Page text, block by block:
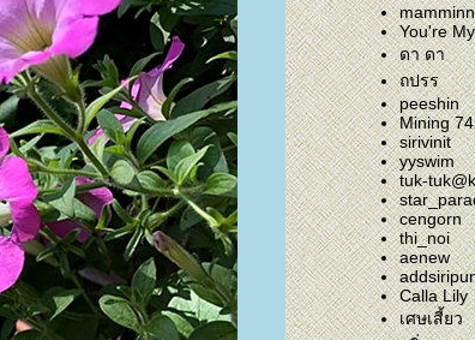
You're
ดา ดา
ถปรร
peeshin
Mining 74
sirivinit
yyswim
tuk-
cengorn
thi_noi
aenew
Calla Lily
เศษเสี้ยว